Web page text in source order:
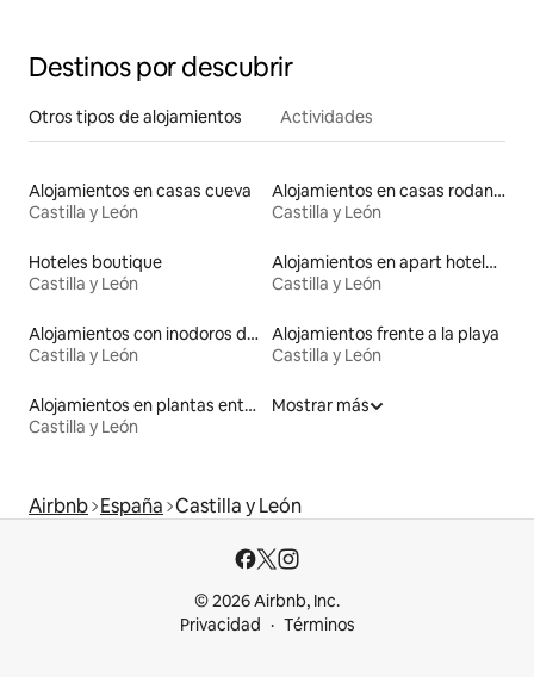
Destinos por descubrir
Otros tipos de alojamientos Actividades
Alojamientos en casas cueva
Castilla y León
Alojamientos en casas rodantes
Castilla y León
Hoteles boutique
Castilla y León
Alojamientos en apart hoteles
Castilla y León
Alojamientos con inodoros de altura accesible
Castilla y León
Alojamientos frente a la playa
Castilla y León
Alojamientos en plantas enteras
Castilla y León
Mostrar más
Airbnb España Castilla y León
© 2026 Airbnb, Inc.
Privacidad
Términos